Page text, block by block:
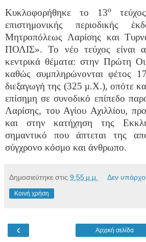
Κυκλοφορήθηκε το 13ο
επιστημονικής περιοδικής
Μητροπόλεως Λαρίσης και
ΠΟΛΙΣ». Το νέο τεύχος είναι
κεντρικά θέματα: στην Πρώτη
καθώς συμπληρώνονται φέτος
διεξαγωγή της (325 μ.Χ.), οπότε
επίσημη σε συνοδικό επίπεδο
Λαρίσης, του Αγίου Αχιλλίου,
και στην κατήχηση της
σημαντικό που άπτεται της
σύγχρονο κόσμο και άνθρωπο.
Δημοσιεύτηκε στις 9:55 μ.μ. Δεν
Κοινή χρήση
‹ Αρχική σελίδα